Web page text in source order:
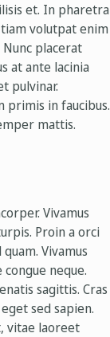
et. In pharetra
volutpat enim
placerat
at ante lacinia
pulvinar.
primis in faucibus.
mattis.
Vivamus
Proin a orci
Vivamus
neque.
sagittis. Cras
sed sapien.
vitae laoreet